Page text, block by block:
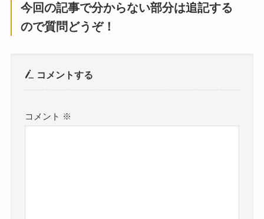
今回の記事で分からない部分は追記する
ので質問どうぞ！
コメントする
コメント ※